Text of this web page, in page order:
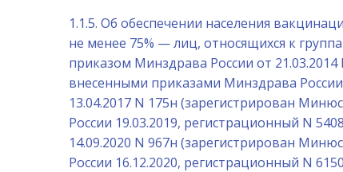
1.1.5. Об обеспечении населения
не менее 75% — лиц, относящихся к
приказом Минздрава России от
внесенными приказами Минздрава
13.04.2017 N 175н (зарегистрирован
России 19.03.2019, регистрационный N
14.09.2020 N 967н (зарегистрирован
России 16.12.2020, регистрационный N